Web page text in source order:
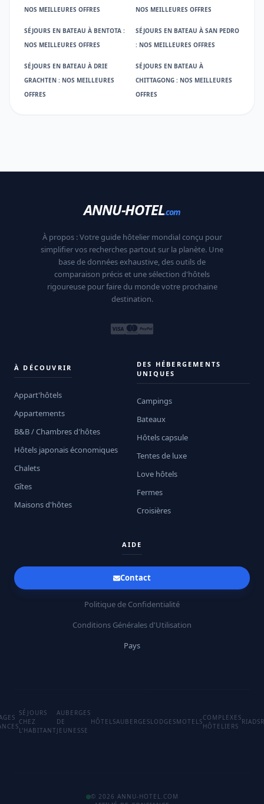
NOS MEILLEURES OFFRES
NOS MEILLEURES OFFRES
SÉJOURS EN BATEAU À BENTOTA :
NOS MEILLEURES OFFRES
SÉJOURS EN BATEAU À SAN PEDRO
: NOS MEILLEURES OFFRES
SÉJOURS EN BATEAU À DRIE
GRACHTEN : NOS MEILLEURES
OFFRES
SÉJOURS EN BATEAU À
CHITTAGONG : NOS MEILLEURES
OFFRES
ANNU-HOTEL.com
À propos : Votre guide hôtelier mondial conçu pour
simplifier vos recherches partout sur la planète. Une
base de données exhaustive, des outils de
comparaison précis et une sélection d'hôtels
rigoureuse pour faire du monde votre prochaine
destination.
À DÉCOUVRIR
Appart'hôtels
Appartements
B&B / Chambres d'hôtes
Hôtels japonais économiques
Chalets
Gîtes
Maisons d'hôtes
DES HÉBERGEMENTS
UNIQUES
Campings
Bateaux
Hôtels capsule
Tentes de luxe
Love hôtels
Fermes
Croisières
AIDE
Contact
Politique de Confidentialité
Conditions Générales d'Utilisation
Pays
SÉJOURS
CHEZ
L'HABITANT
AUBERGES
DE
JEUNESSE
HÔTELSAUBERGESLODGESMOTELS
COMPLEXES
HÔTELIERS
RIADS
© 2026 ANNU-HOTEL.COM